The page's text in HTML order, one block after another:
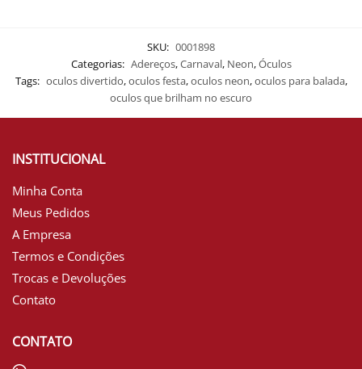
SKU: 0001898
Categorias: Adereços,Carnaval, Neon,Óculos
Tags: oculos divertido,oculos festa,oculos neon,oculos para balada,
oculos que brilham no escuro
INSTITUCIONAL
Minha Conta
Meus Pedidos
A Empresa
Termos e Condições
Trocas e Devoluções
Contato
CONTATO